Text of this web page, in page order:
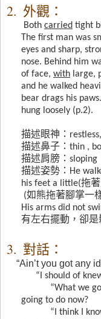
2. 外觀：
Both carried tight
The first man was
eyes and sharp,
nose. Behind him
of face, with large,
and he walked
bear drags his
hung loosely (p.2).
描述眼神：
描述鼻子： thin ,
描述肩膀： sloping
描述姿勢： He
his feet a little(拖
(如熊拖著腳掌一
His arms did not
有左右擺動，卻是
3. 對話：
“Ain’t you got any
“I should of
“What we
going to do now?
“I think I